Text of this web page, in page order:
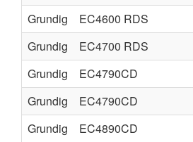
Grundig
EC4600 RDS
Grundig
EC4700 RDS
Grundig
EC4790CD
Grundig
EC4790CD
Grundig
EC4890CD